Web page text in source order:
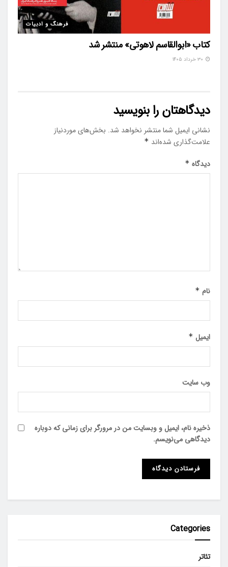
فرهنگ و ادبیات
کتاب «ابوالقاسم لاهوتی» منتشر شد
دیدگاهتان را بنویسید
نشانی ایمیل شما منتشر نخواهد شد. بخش‌های موردنیاز
علامت‌گذاری شده‌اند *
دیدگاه *
نام *
ایمیل *
وب‌ سایت
ذخیره نام، ایمیل و وبسایت من در مرورگر برای زمانی که دوباره
دیدگاهی می‌نویسم.
Categories
تئاتر